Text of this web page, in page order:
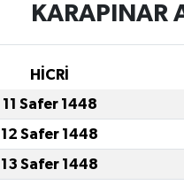
KARAPINAR
HİCRİ
11 Safer 1448
12 Safer 1448
13 Safer 1448